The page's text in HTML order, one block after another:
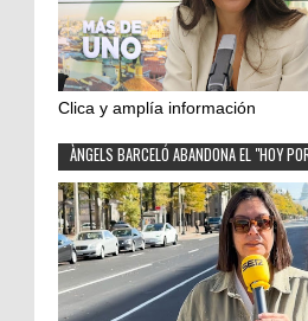
Clica y amplía información
ÀNGELS BARCELÓ ABANDONA EL "HOY